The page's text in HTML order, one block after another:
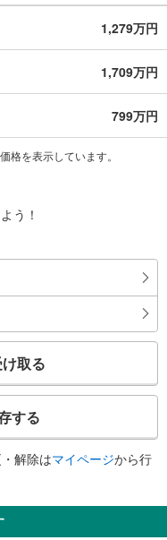
1,279万円
1,709万円
799万円
格を表示しています。
う！
取る
する
解除はマイページから行